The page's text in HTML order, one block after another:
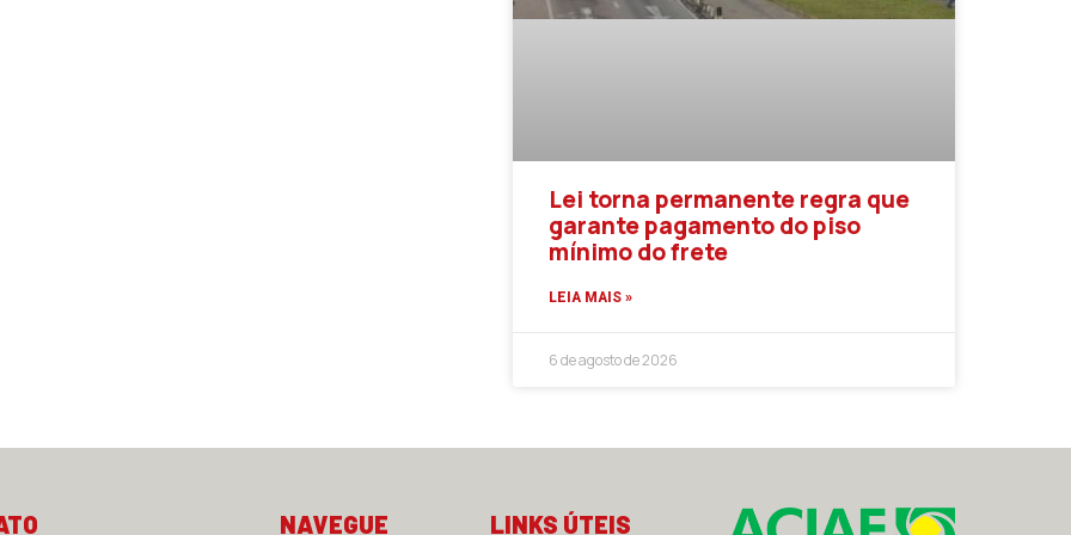
Lei torna permanente regra que
garante pagamento do piso
mínimo do frete
LEIA MAIS »
6 de agosto de 2026
NAVEGUE LINKS ÚTEIS